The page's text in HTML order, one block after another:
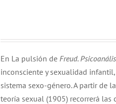
En La pulsión de Freud.
inconsciente y sexualidad
sistema sexo-género. A partir de
teoría sexual (1905) recorrerá